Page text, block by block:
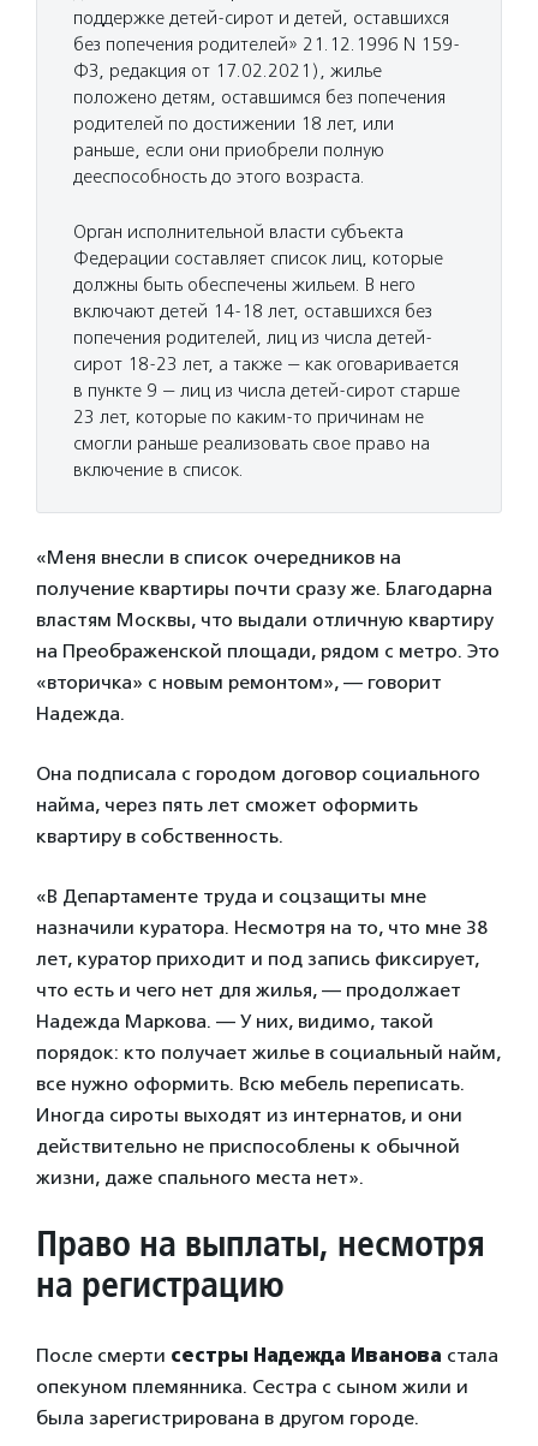
поддержке детей-сирот и детей, оставшихся
без попечения родителей» 21.12.1996 N 159-
ФЗ, редакция от 17.02.2021), жилье
положено детям, оставшимся без попечения
родителей по достижении 18 лет, или
раньше, если они приобрели полную
дееспособность до этого возраста.
Орган исполнительной власти субъекта
Федерации составляет список лиц, которые
должны быть обеспечены жильем. В него
включают детей 14-18 лет, оставшихся без
попечения родителей, лиц из числа детей-
сирот 18-23 лет, а также — как оговаривается
в пункте 9 — лиц из числа детей-сирот старше
23 лет, которые по каким-то причинам не
смогли раньше реализовать свое право на
включение в список.
«Меня внесли в список очередников на
получение квартиры почти сразу же. Благодарна
властям Москвы, что выдали отличную квартиру
на Преображенской площади, рядом с метро. Это
«вторичка» с новым ремонтом», — говорит
Надежда.
Она подписала с городом договор социального
найма, через пять лет сможет оформить
квартиру в собственность.
«В Департаменте труда и соцзащиты мне
назначили куратора. Несмотря на то, что мне 38
лет, куратор приходит и под запись фиксирует,
что есть и чего нет для жилья, — продолжает
Надежда Маркова. — У них, видимо, такой
порядок: кто получает жилье в социальный найм,
все нужно оформить. Всю мебель переписать.
Иногда сироты выходят из интернатов, и они
действительно не приспособлены к обычной
жизни, даже спального места нет».
Право на выплаты, несмотря
на регистрацию
После смерти сестры Надежда Иванова стала
опекуном племянника. Сестра с сыном жили и
была зарегистрирована в другом городе.